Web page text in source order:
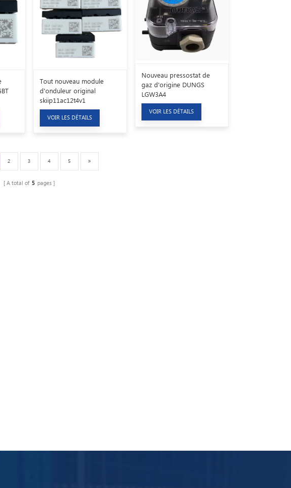
Tout nouveau module
d'onduleur original
skiip11ac12t4v1
VOIR LES DÉTAILS
Nouveau pressostat de
gaz d'origine DUNGS
LGW3A4
VOIR LES DÉTAILS
2 3 4 5
A total of 5 pages